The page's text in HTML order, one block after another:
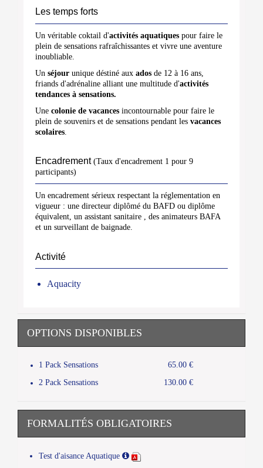
Les temps forts
Un véritable coktail d'activités aquatiques pour faire le
plein de sensations rafraîchissantes et vivre une aventure
inoubliable.
Un séjour unique déstiné aux ados de 12 à 16 ans,
friands d'adrénaline alliant une multitude d'activités
tendances à sensations.
Une colonie de vacances incontournable pour faire le
plein de souvenirs et de sensations pendant les vacances
scolaires.
Encadrement (Taux d'encadrement 1 pour 9
participants)
Un encadrement sérieux respectant la réglementation en
vigueur : une directeur diplômé du BAFD ou diplôme
équivalent, un assistant sanitaire , des animateurs BAFA
et un surveillant de baignade.
Activité
Aquacity
OPTIONS DISPONIBLES
1 Pack Sensations
65.00 €
2 Pack Sensations
130.00 €
FORMALITÉS OBLIGATOIRES
Test d'aisance Aquatique